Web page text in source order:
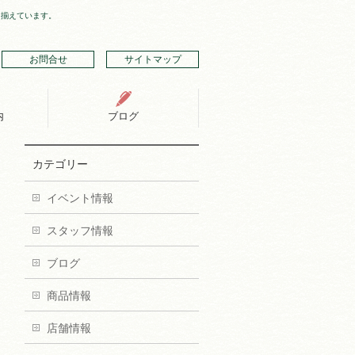
えています。
サイトマップ
お問合せ
ブログ
カテゴリー
イベント情報
スタッフ情報
ブログ
商品情報
店舗情報